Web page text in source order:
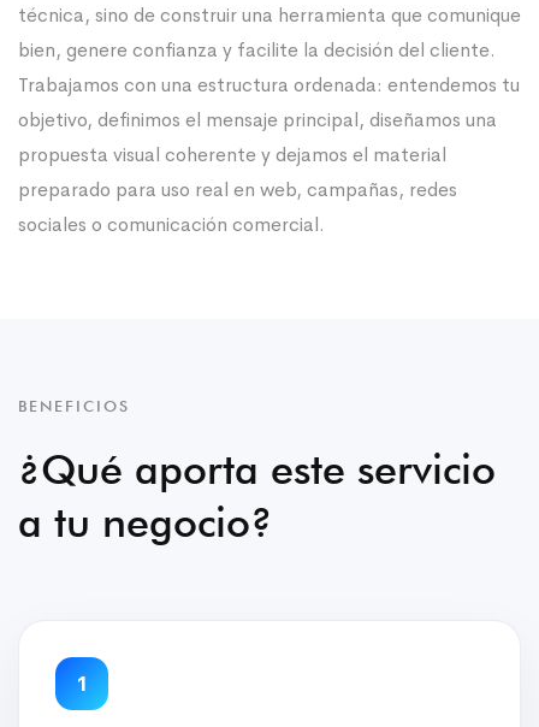
técnica, sino de construir una herramienta que comunique
bien, genere confianza y facilite la decisión del cliente.
Trabajamos con una estructura ordenada: entendemos tu
objetivo, definimos el mensaje principal, diseñamos una
propuesta visual coherente y dejamos el material
preparado para uso real en web, campañas, redes
sociales o comunicación comercial.
BENEFICIOS
¿Qué aporta este servicio
a tu negocio?
1